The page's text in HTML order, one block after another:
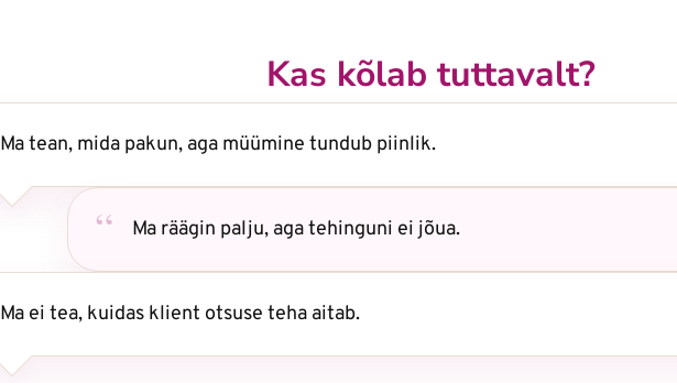
Kas kõlab tuttavalt?
Ma tean, mida pakun, aga müümine tundub piinlik.
Ma räägin palju, aga tehinguni ei jõua.
Ma ei tea, kuidas klient otsuse teha aitab.